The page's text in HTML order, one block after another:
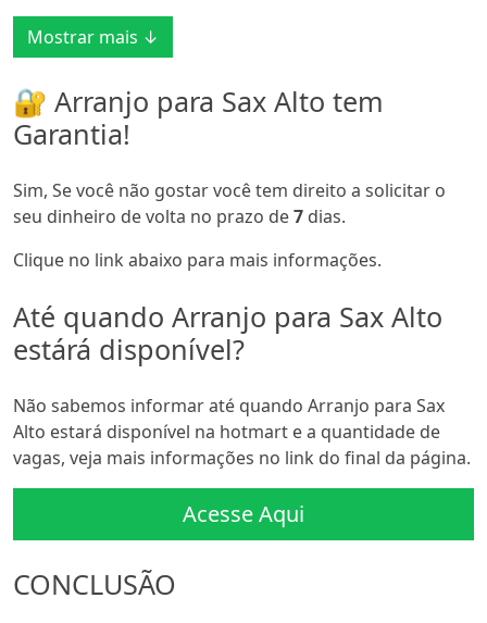
Mostrar mais ↓
🔐 Arranjo para Sax Alto tem
Garantia!
Sim, Se você não gostar você tem direito a solicitar o
seu dinheiro de volta no prazo de7 dias.
Clique no link abaixo para mais informações.
Até quando Arranjo para Sax Alto
estárá disponível?
Não sabemos informar até quando Arranjo para Sax
Alto estará disponível na hotmart e a quantidade de
vagas, veja mais informações no link do final da página.
Acesse Aqui
CONCLUSÃO